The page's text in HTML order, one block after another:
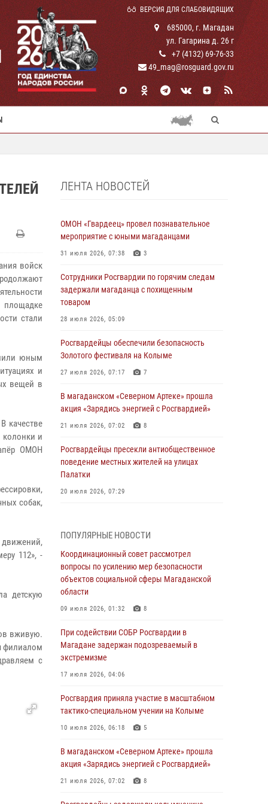
ВЕРСИЯ ДЛЯ СЛАБОВИДЯЩИХ
685000, г. Магадан
ул. Гагарина д. 26 г
+7 (4132) 69-76-33
49_mag@rosguard.gov.ru
войск
площадке
стали
юным
и
вещей в
качестве
колонки и
ОМОН
собак,
движений,
112», -
детскую
вживую.
филиалом
с
ЛЕНТА НОВОСТЕЙ
ОМОН «Гвардеец» провел познавательное
мероприятие с юными магаданцами
31 июля 2026, 07:38 3
Сотрудники Росгвардии по горячим следам
задержали магаданца с похищенным
товаром
28 июля 2026, 05:09
Росгвардейцы обеспечили безопасность
Золотого фестиваля на Колыме
27 июля 2026, 07:17 7
В магаданском «Северном Артеке» прошла
акция «Зарядись энергией с Росгвардией»
21 июля 2026, 07:02 8
Росгвардейцы пресекли антиобщественное
поведение местных жителей на улицах
Палатки
20 июля 2026, 07:29
подшефных кадет с победой в «Зарнице 2.0»
20 июля 2026, 04:02 8
При содействии СОБР Росгвардии в
Магадане задержан подозреваемый в
экстремизме
«Каникулы с Росгвардией» продолжаются на
Колыме
16 июля 2026, 03:27
Начальник Главного штаба – первый
заместитель директора Росгвардии Герой
России генерал-полковник Сергей Бойко
профессиональным праздником
15 июля 2026, 06:21
ПОПУЛЯРНЫЕ НОВОСТИ
Координационный совет рассмотрел
вопросы по усилению мер безопасности
объектов социальной сферы Магаданской
области
09 июля 2026, 01:32 8
При содействии СОБР Росгвардии в
Магадане задержан подозреваемый в
экстремизме
17 июля 2026, 04:06
Росгвардия приняла участие в масштабном
тактико-специальном учении на Колыме
10 июля 2026, 06:18 5
В магаданском «Северном Артеке» прошла
акция «Зарядись энергией с Росгвардией»
21 июля 2026, 07:02 8